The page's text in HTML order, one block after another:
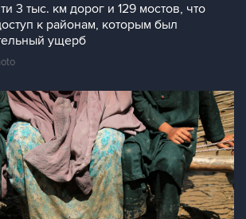
3 тыс. км дорог и 129 мостов, что
к районам, которым был
ущерб